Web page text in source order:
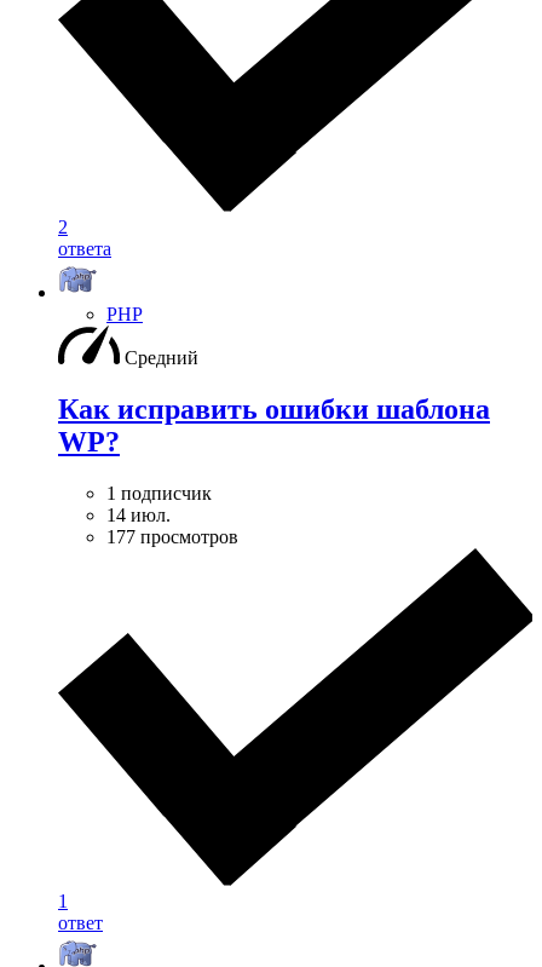
2
ответа
PHP
Средний
Как исправить ошибки шаблона
WP?
1 подписчик
14 июл.
177 просмотров
1
ответ